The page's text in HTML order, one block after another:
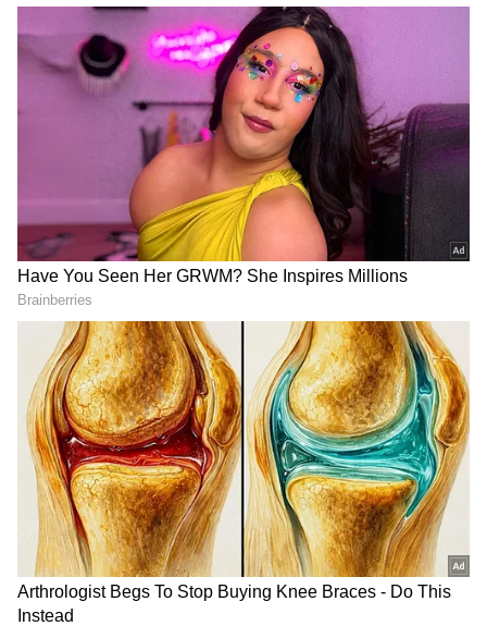
యాక్షన్ ఎంటర్టైనర్ గా తెరకెక్కుతున్న ఈ చిత్రాన్ని నితిన్
తన సొంత ప్రొడక్షన్ శ్రేష్ట్ మూవీస్ లో నిర్మిస్తున్నాడు. యంగ్
బ్యూటీ శ్రీలీల హీరోయిన్ గా నటిస్తోంది. హ్యారిస్ జైరాజ్
సంగీత దర్శకుడు. విడుదలకి సంబందించిన వివరాలు
త్వరలో తెలియనున్నాయి. ఇక భీష్మ కాంబినేషన్ పై నితిన్
ఫ్యాన్స్ ఎంతో ఆసక్తిగా ఎదురుచూస్తున్నారు.
RECOMMENDED STORIES
Rajamouli కోడలు బ్యాక్ గ్రౌండ్
ఏంటో తెలుసా? జగపతి బాబుతో
బంధుత్వం ఎలాగంటే?
Silk Smitha: బోల్డ్ క్యారెక్టర్స్
చేసే సిల్క్ స్మితతో పట్టుచీర